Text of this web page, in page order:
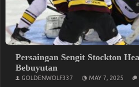
Persaingan Sengit Stockton
Bebuyutan
GOLDENWOLF337 MAY 7, 2025